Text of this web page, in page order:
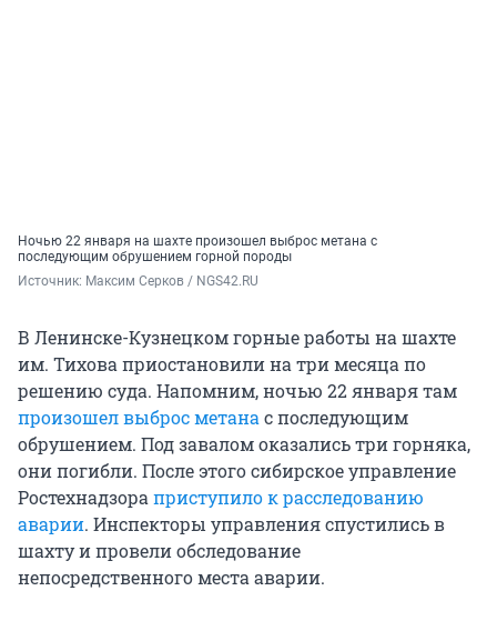
Ночью 22 января на шахте произошел выброс метана с
последующим обрушением горной породы
Источник: Максим Серков / NGS42.RU
В Ленинске-Кузнецком горные работы на шахте
им. Тихова приостановили на три месяца по
решению суда. Напомним, ночью 22 января там
произошел выброс метанас последующим
обрушением. Под завалом оказались три горняка,
они погибли. После этого сибирское управление
Ростехнадзораприступило к расследованию
аварии. Инспекторы управления спустились в
шахту и провели обследование
непосредственного места аварии.